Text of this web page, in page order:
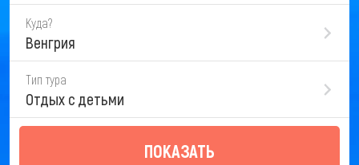
Куда?
Венгрия
Тип тура
Отдых с детьми
ПОКАЗАТЬ